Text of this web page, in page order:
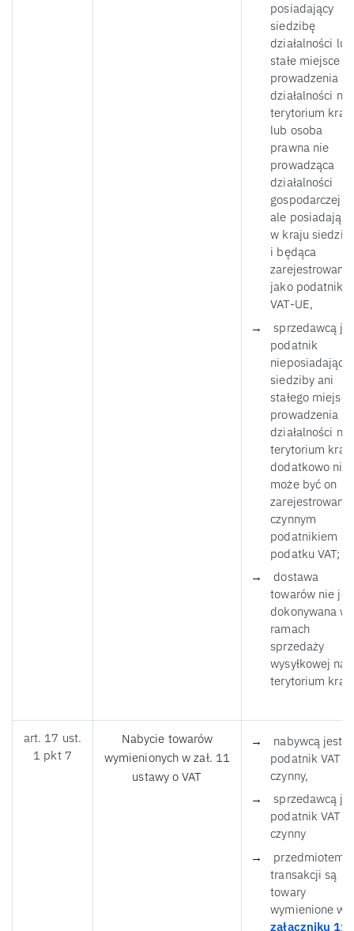
posiadający
siedzibę
działalności lub
stałe miejsce
prowadzenia
działalności na
terytorium kraju
lub osoba
prawna nie
prowadząca
działalności
gospodarczej
ale posiadająca
w kraju
i będąca
zarejestrowana
jako podatnik
VAT-UE,
sprzedawcą
podatnik
nieposiadający
siedziby ani
stałego miejsca
prowadzenia
działalności na
terytorium
dodatkowo nie
może być on
czynnym
podatnikiem
podatku VAT;
dostawa
towarów nie
dokonywana w
ramach
sprzedaży
wysyłkowej na
terytorium
art. 17 ust.
1 pkt 7
Nabycie towarów
wymienionych w zał. 11
ustawy o VAT
nabywcą jest
podatnik VAT
czynny,
sprzedawcą
podatnik VAT
czynny
przedmiotem
transakcji są
towary
wymienione w
załączniku 11